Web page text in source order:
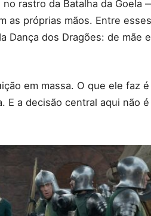
rastro da Batalha da Goela
as próprias mãos. Entre
Dança dos Dragões: de mãe
em massa. O que ele faz
E a decisão central aqui não